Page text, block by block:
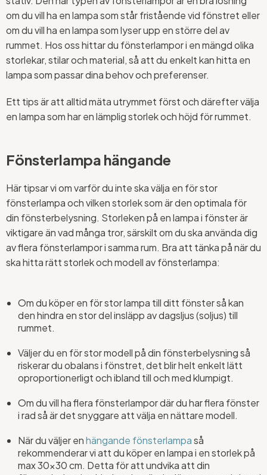
om du vill ha en lampa som står fristående vid fönstret eller
om du vill ha en lampa som lyser upp en större del av
rummet. Hos oss hittar du fönsterlampor i en mängd olika
storlekar, stilar och material, så att du enkelt kan hitta en
lampa som passar dina behov och preferenser.
Ett tips är att alltid mäta utrymmet först och därefter välja
en lampa som har en lämplig storlek och höjd för rummet.
Fönsterlampa hängande
Här tipsar vi om varför du inte ska välja en för stor
fönsterlampa och vilken storlek som är den optimala för
din fönsterbelysning. Storleken på en lampa i fönster är
viktigare än vad många tror, särskilt om du ska använda dig
av flera fönsterlampor i samma rum. Bra att tänka på när du
ska hitta rätt storlek och modell av fönsterlampa:
Om du köper en för stor lampa till ditt fönster så kan
den hindra en stor del insläpp av dagsljus (soljus) till
rummet.
Väljer du en för stor modell på din fönsterbelysning så
riskerar du obalans i fönstret, det blir helt enkelt lätt
oproportionerligt och ibland till och med klumpigt.
Om du vill ha flera fönsterlampor där du har flera fönster
i rad så är det snyggare att välja en nättare modell.
När du väljer enhängande fönsterlampaså
rekommenderar vi att du köper en lampa i en storlek på
max 30x30 cm. Detta för att undvika att din